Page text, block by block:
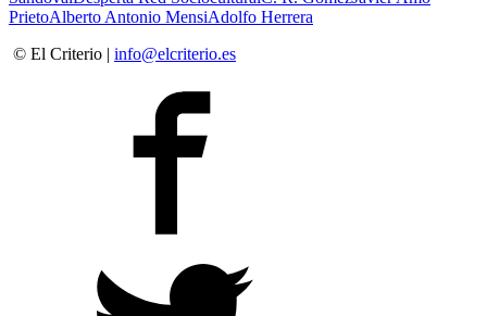
PrietoAlberto Antonio MensiAdolfo Herrera
© El Criterio | info@elcriterio.es